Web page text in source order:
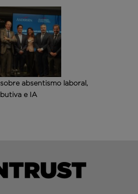
absentismo laboral,
e IA